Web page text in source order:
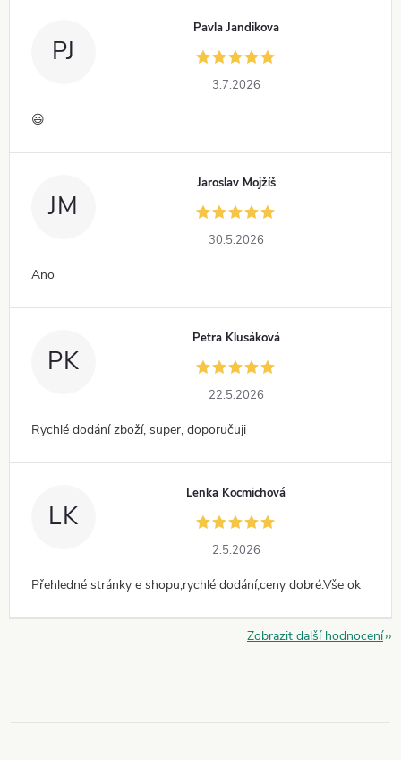
PJ
Pavla Jandikova
3.7.2026
😃
JM
Jaroslav Mojžíš
30.5.2026
Ano
PK
Petra Klusáková
22.5.2026
Rychlé dodání zboží, super, doporučuji
LK
Lenka Kocmichová
2.5.2026
Přehledné stránky e shopu,rychlé dodání,ceny dobré.Vše ok
Zobrazit další hodnocení